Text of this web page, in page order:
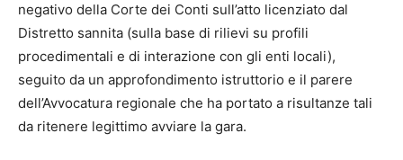
negativo della Corte dei Conti sull’atto licenziato dal
Distretto sannita (sulla base di rilievi su profili
procedimentali e di interazione con gli enti locali),
seguito da un approfondimento istruttorio e il parere
dell’Avvocatura regionale che ha portato a risultanze tali
da ritenere legittimo avviare la gara.